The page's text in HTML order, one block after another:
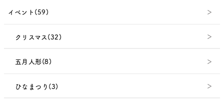
イベント(59)
クリスマス(32)
五月人形(8)
ひなまつり(3)